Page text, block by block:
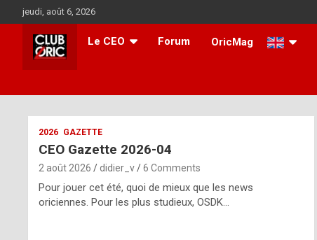
to
content
jeudi, août 6, 2026
Le CEO Forum OricMag
2026 GAZETTE
CEO Gazette 2026-04
2 août 2026 didier_v 6 Comments
Pour jouer cet été, quoi de mieux que les news
oriciennes. Pour les plus studieux, OSDK…